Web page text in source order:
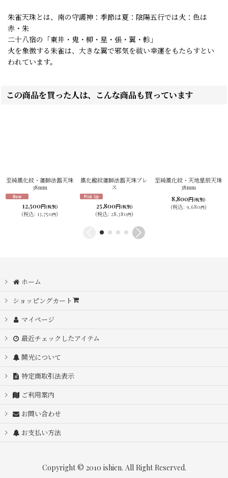
朱雀天珠とは、南の守護神：季節は夏：陰陽五行では火：色は
赤・朱
二十八宿の「東井・鬼・柳・星・張・翼・軫」
火を象徴する朱雀は、大きな翼で邪気を祓い幸運をもたらすとい
われています。
この商品を買った人は、こんな商品も買っています
至純風化紋・蓮師法器天珠
38mm
12,500円(税別)
(税込: 13,750円)
風化龍紋蓮師法器天珠ブレ
ス
25,800円(税別)
(税込: 28,380円)
至純風化紋・天地星辰天珠
38mm
8,800円(税別)
(税込: 9,680円)
ホーム
ショッピングカート
マイページ
最近チェックしたアイテム
開光について
特定商取引法表示
ご利用案内
お問い合わせ
お支払い方法
Copyright © 2010 ishien. All Right Reserved.